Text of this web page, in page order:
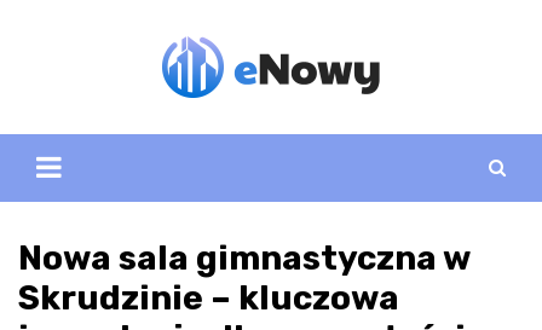
Nowa sala gimnastyczna w
Skrudzinie – kluczowa